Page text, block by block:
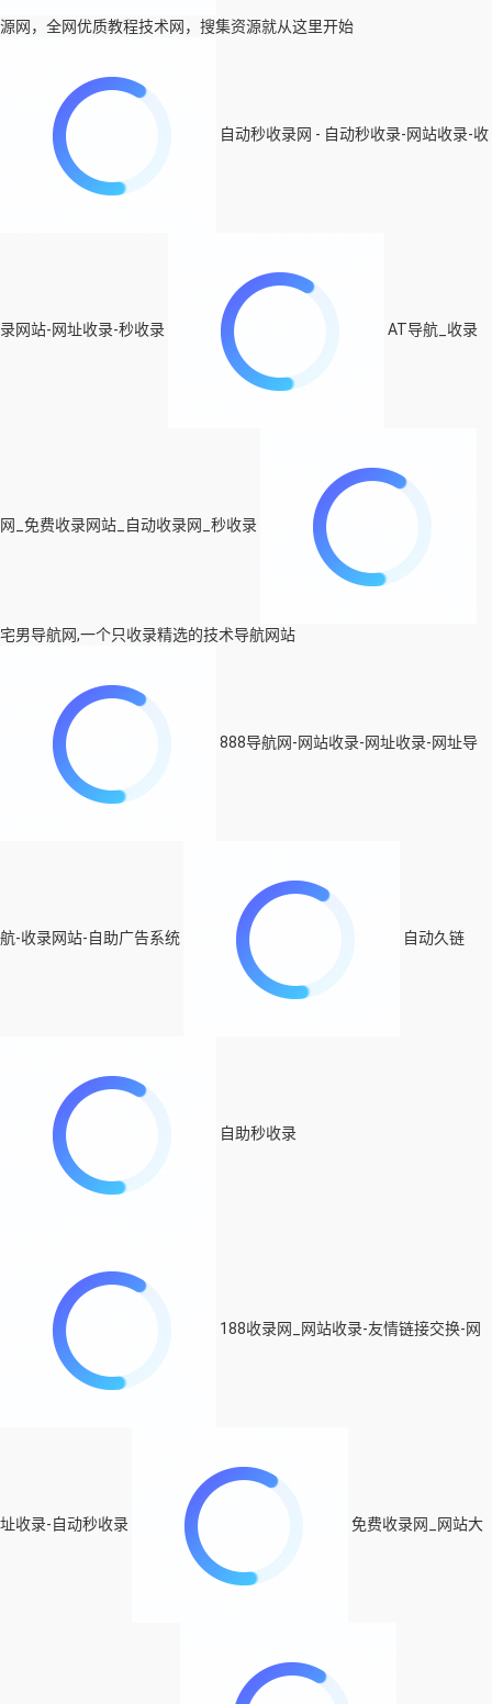
源网，全网优质教程技术网，搜集资源就从这里开始
自动秒收录网 - 自动秒收录-网站收录-收
录网站-网址收录-秒收录 AT导航_收录
网_免费收录网站_自动收录网_秒收录
宅男导航网,一个只收录精选的技术导航网站
888导航网-网站收录-网址收录-网址导
航-收录网站-自助广告系统 自动久链
自助秒收录
188收录网_网站收录-友情链接交换-网
址收录-自动秒收录 免费收录网_网站大